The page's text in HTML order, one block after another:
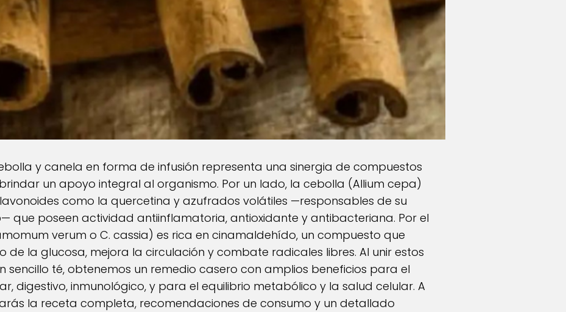
y canela en forma de infusión representa una sinergia de compuestos
un apoyo integral al organismo. Por un lado, la cebolla (Allium cepa)
como la quercetina y azufrados volátiles —responsables de su
que poseen actividad antiinflamatoria, antioxidante y antibacteriana. Por el
verum o C. cassia) es rica en cinamaldehído, un compuesto que
de la glucosa, mejora la circulación y combate radicales libres. Al unir estos
sencillo té, obtenemos un remedio casero con amplios beneficios para el
digestivo, inmunológico, y para el equilibrio metabólico y la salud celular. A
la receta completa, recomendaciones de consumo y un detallado